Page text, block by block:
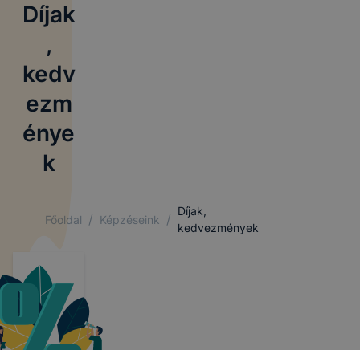
Díjak
,
kedv
ezm
énye
k
Főoldal / Képzéseink /
Díjak,
kedvezmények